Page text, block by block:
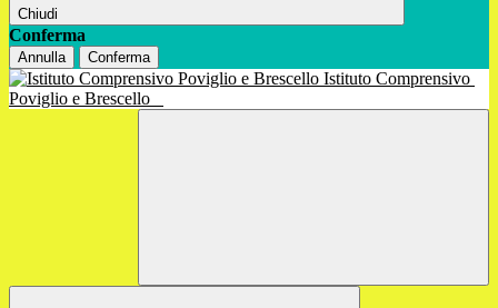
Chiudi
Conferma
Annulla Conferma
Istituto Comprensivo
Poviglio e Brescello